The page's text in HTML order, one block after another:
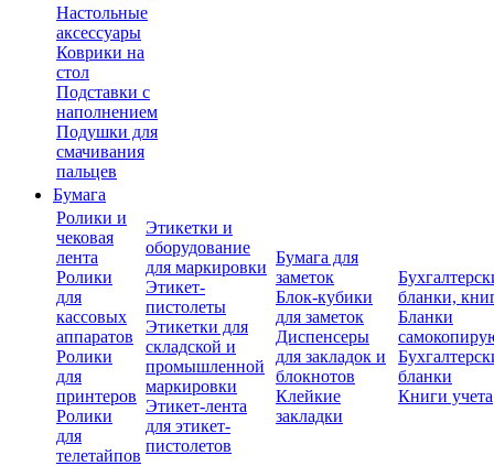
Настольные
аксессуары
Коврики на
стол
Подставки с
наполнением
Подушки для
смачивания
пальцев
Бумага
Ролики и
чековая
лента
Ролики
для
кассовых
аппаратов
Ролики
для
принтеров
Ролики
для
телетайпов
Этикетки и
оборудование
для маркировки
Этикет-
пистолеты
Этикетки для
складской и
промышленной
маркировки
Этикет-лента
для этикет-
пистолетов
Бумага для
заметок
Блок-кубики
для заметок
Диспенсеры
для закладок и
блокнотов
Клейкие
закладки
бланки,
Бланки
бланки
Книги учета